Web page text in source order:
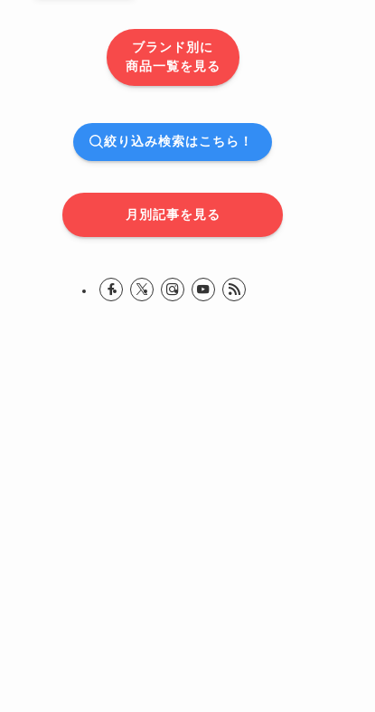
ブランド別に
商品一覧を見る
絞り込み検索はこちら！
月別記事を見る